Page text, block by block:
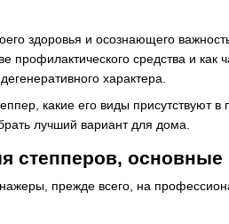
здоровья и осознающего
профилактического средства и как
характера.
какие его виды присутствуют
лучший вариант для дома.
степперов,
прежде всего, на